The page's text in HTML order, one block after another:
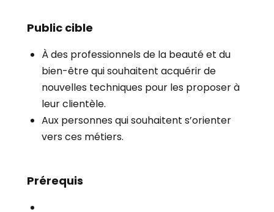
Public cible
À des professionnels de la beauté et du
bien-être qui souhaitent acquérir de
nouvelles techniques pour les proposer à
leur clientèle.
Aux personnes qui souhaitent s’orienter
vers ces métiers.
Prérequis